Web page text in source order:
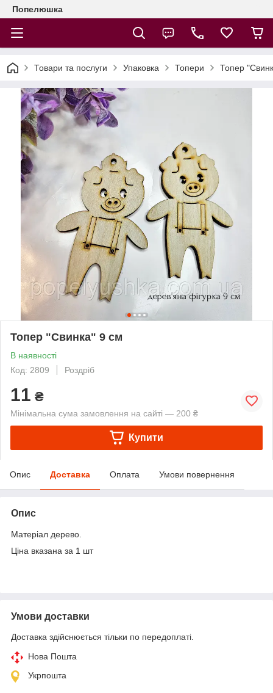
Попелюшка
Товари та послуги Упаковка Топери Топер
Топер "Свинка" 9 см
В наявності
Код: 2809
Роздріб
11 ₴
Мінімальна сума замовлення на сайті — 200 ₴
Купити
Опис Доставка Оплата Умови повернення
Опис
Матеріал дерево.
Ціна вказана за 1 шт
Умови доставки
Доставка здійснюється тільки по передоплаті.
Нова Пошта
Укрпошта